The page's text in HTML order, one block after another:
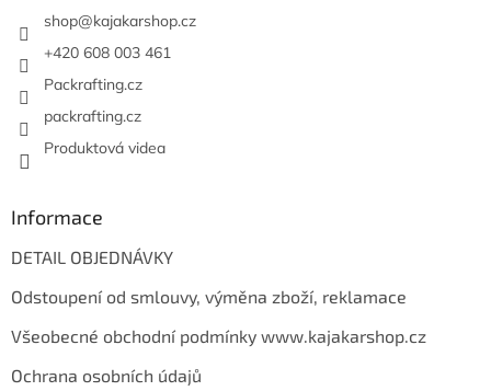
shop@kajakarshop.cz
+420 608 003 461
Packrafting.cz
packrafting.cz
Produktová videa
Informace
DETAIL OBJEDNÁVKY
Odstoupení od smlouvy, výměna zboží, reklamace
Všeobecné obchodní podmínky www.kajakarshop.cz
Ochrana osobních údajů